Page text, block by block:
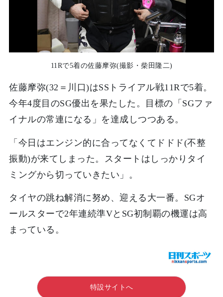
11Rで5着の佐藤摩弥(撮影・柴田隆二)
佐藤摩弥(32＝川口)はSSトライアル戦11Rで5着。
今年4度目のSG優出を果たした。目標の「SGファ
イナルの常連になる」を達成しつつある。
「今日はエンジン的に合ってなくてドドド(不整
振動)が来てしまった。スタートはしっかりタイ
ミングから切っていきたい」。
タイヤの跳ね解消に努め、迎える大一番。SGオ
ールスターで2年連続準VとSG初制覇の機運は高
まっている。
特設サイトへ